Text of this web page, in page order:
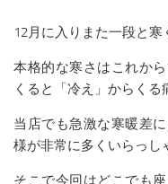
12月に入りまた一段と寒
本格的な寒さはこれか
くると「冷え」からくる
当店でも急激な寒暖差
様が非常に多くいらっし
そこで今回はどこでも